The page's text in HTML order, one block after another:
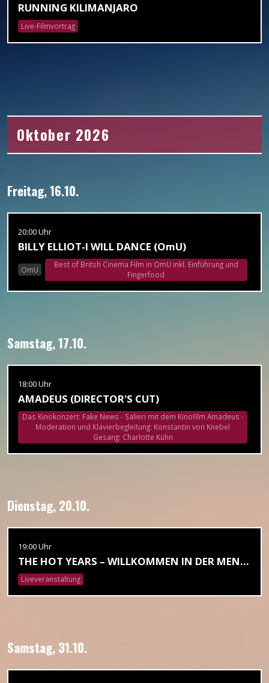
RUNNING KILIMANJARO
Live-Filmvortrag
Oktober 2026
Freitag, 16.10.
20:00 Uhr
BILLY ELLIOT-I WILL DANCE (OmU)
OmU
Best of Britsh Cinema Film in OmU inkl. Einführung und
Fingerfood
Samstag, 17.10.
18:00 Uhr
AMADEUS (DIRECTOR'S CUT)
Das Kinokonzert: Fake News - Salieri mit dem Kinofilm Amadeus -
Moderation und Klavierbegleitung: Konstantin von Knebel
Gesang: Charlotte Kühn
Dienstag, 20.10.
19:00 Uhr
THE HOT YEARS – WILLKOMMEN IN DER MENOPAUSE!
Liveveranstaltung
Samstag, 31.10.